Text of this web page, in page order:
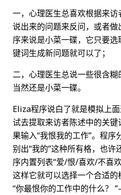
一，心理医生总喜欢根据来
说出来的问题来反问，或者
序来说是小菜一碟，它只要
键词生成新问题就可以了；
二，心理医生总说一些很含
当然还是小菜一碟。
Eliza程序说白了就是模拟上
试去提取来访者陈述中的关
果输入“我恨我的工作”。程
别出“我的”这种所有格，也许
序内置列表“爱/恨/喜欢/不喜
这样它就可以选择一个合适的
“你最恨你的工作中的什么？